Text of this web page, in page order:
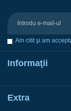
Am citit şi am
Informaţii
Extra